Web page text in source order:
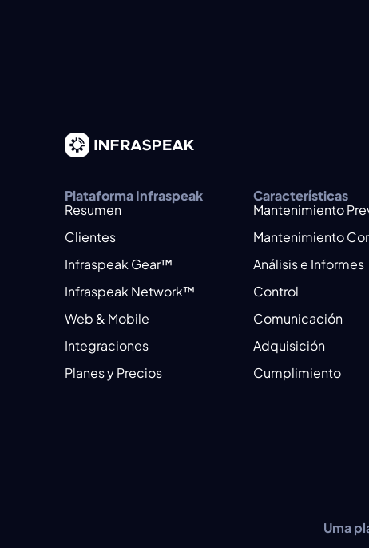
Plataforma Infraspeak
Resumen
Clientes
Infraspeak Gear™
Infraspeak Network™
Web & Mobile
Integraciones
Planes y Precios
Características
Mantenimiento
Mantenimiento
Análisis e Informes
Control
Comunicación
Adquisición
Cumplimiento
Uma